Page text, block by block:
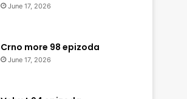
June 17, 2026
Crno more 98 epizoda
June 17, 2026